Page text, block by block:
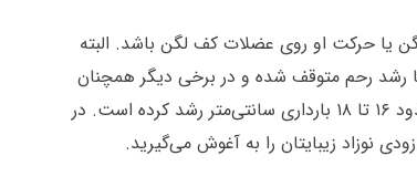
لگن یا حرکت او روی عضلات کف لگن باشد. البته
شما دردهایی ایجاد می‌کند. در هفته ۳۸ بارداری در برخی از خانم‌ها رشد رحم متوقف شده و در برخی دیگر همچنان
ادامه دارد. ممکن است شما از آن دست زنان بارداری باشید که رحمتان همچنان در حال رشد است احتمالا در هفته ۳۸ بارداری رحم در حدود ۱۶ تا ۱۸ بارداری سانتی‌متر رشد کرده است. در